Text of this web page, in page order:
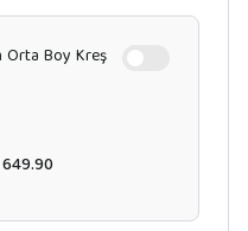
Orta Boy Kreş